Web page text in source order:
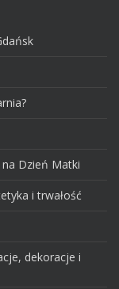
Dzień Matki
i trwałość
dekoracje i